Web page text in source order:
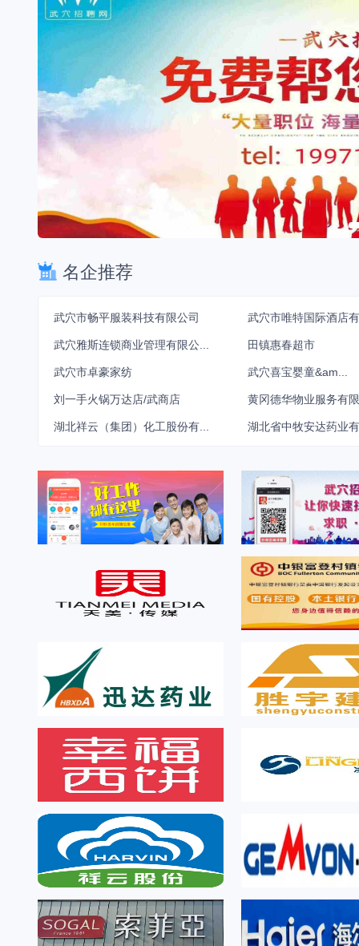
名企推荐
武穴市畅平服装科技有限公司 武穴市唯特国际酒店
武穴雅斯连锁商业管理有限公... 田镇惠春超市
武穴市卓豪家纺 武穴喜宝婴童&am...
刘一手火锅万达店/武商店 黄冈德华物业服务有
湖北祥云（集团）化工股份有... 湖北省中牧安达药业